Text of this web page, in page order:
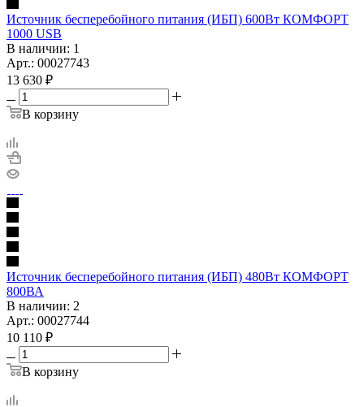
Источник бесперебойного питания (ИБП) 600Вт КОМФОРТ
1000 USB
В наличии: 1
Арт.: 00027743
13 630 ₽
В корзину
Источник бесперебойного питания (ИБП) 480Вт КОМФОРТ
800ВА
В наличии: 2
Арт.: 00027744
10 110 ₽
В корзину